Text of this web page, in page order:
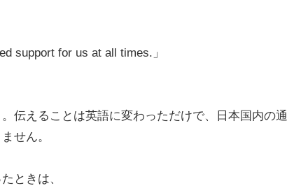
support for us at all times.」
伝えることは英語に変わっただけで、日本国内の通
せん。
ときは、